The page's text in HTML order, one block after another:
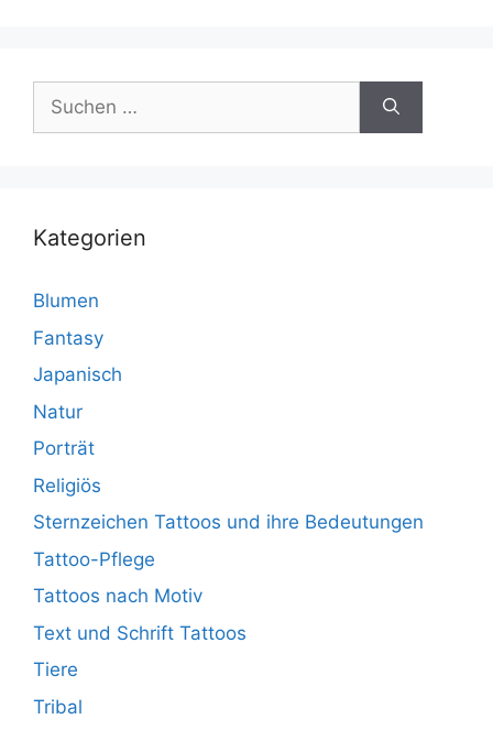
Suchen
nach:
Kategorien
Blumen
Fantasy
Japanisch
Natur
Porträt
Religiös
Sternzeichen Tattoos und ihre Bedeutungen
Tattoo-Pflege
Tattoos nach Motiv
Text und Schrift Tattoos
Tiere
Tribal